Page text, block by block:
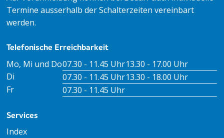
Termine ausserhalb der Schalterzeiten vereinbart
werden.
Telefonische Erreichbarkeit
Tag Öffnungszeiten VormittagÖffnungszeiten
Mo, Mi und Do07.30 - 11.45 Uhr13.30 - 17.00 Uhr
Di
07.30 - 11.45 Uhr13.30 - 18.00 Uhr
Fr
07.30 - 11.45 Uhr
Services
Index